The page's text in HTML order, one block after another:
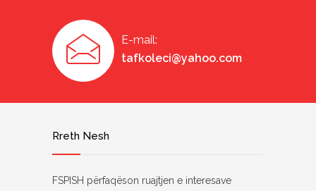
E-mail:
tafkoleci@yahoo.com
Rreth Nesh
FSPISH përfaqëson ruajtjen e interesave